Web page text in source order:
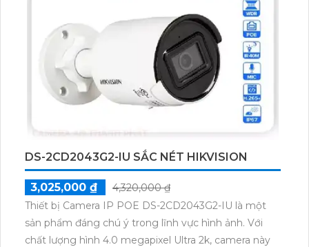
công nghệ H.265+/H.265/H.264+/H.264, giúp giảm
băng thông và tiết kiệm dung lượng lưu trữ. Đặc biệt,
với công nghệ Có Màu Ban Đêm, hình ảnh thiếu
sáng của camera trở nên rõ nét và sắc nét hơn bao
giờ hết. Bạn còn có thể xem ban đêm rõ hơn, giúp
tăng cường an ninh trong khi tiết kiệm năng
lượng.Với tiện ích CMOS, khi xem thiếu sáng Full
Color 30m Ban đêm, camera cho phép bạn xem
màn hình màu sắc giống như thấy ban ngày. Điều
này giúp có thể nhận dạng và ghi lại hình ảnh chất
lượng cao dễ dàng, đảm bảo an ninh tốt hơn cho
ngôi nhà hay công ty của bạn.
DS-2CD2043G2-IU SẮC NÉT HIKVISION
3,025,000 ₫
4,320,000 ₫
Thiết bị Camera IP POE DS-2CD2043G2-IU là một
sản phẩm đáng chú ý trong lĩnh vực hình ảnh. Với
chất lượng hình 4.0 megapixel Ultra 2k, camera này